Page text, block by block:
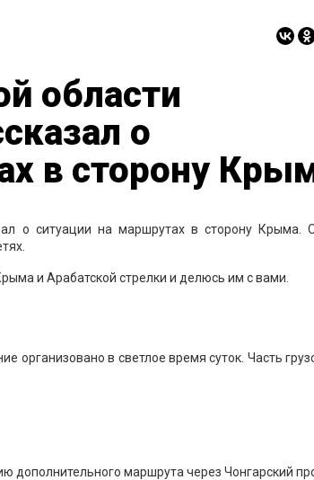
области
о
в сторону
о ситуации на маршрутах в сторону Крыма.
и Арабатской стрелки и делюсь им с вами.
организовано в светлое время суток. Часть
дополнительного маршрута через Чонгарский